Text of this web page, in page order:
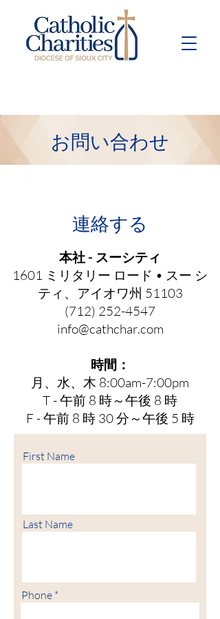
お問い合わせ
連絡する
本社 - スーシティ
1601 ミリタリー ロード • スー シ
ティ、アイオワ州 51103
(712) 252-4547
info@cathchar.com
時間：
月、水、木 8:00am-7:00pm
T - 午前 8 時～午後 8 時
F - 午前 8 時 30 分～午後 5 時
First Name
Last Name
Phone